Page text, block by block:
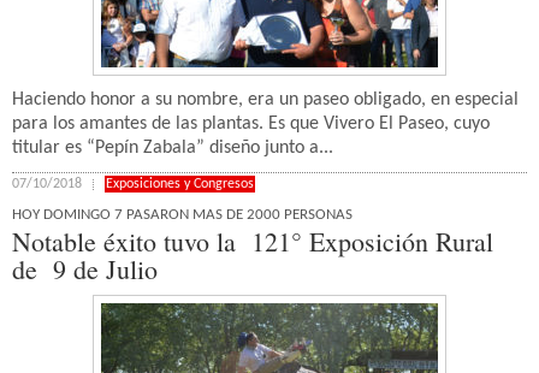
Haciendo honor a su nombre, era un paseo obligado, en especial
para los amantes de las plantas. Es que Vivero El Paseo, cuyo
titular es “Pepín Zabala” diseño junto a...
07/10/2018 Exposiciones y Congresos
HOY DOMINGO 7 PASARON MAS DE 2000 PERSONAS
Notable éxito tuvo la 121° Exposición Rural
de 9 de Julio